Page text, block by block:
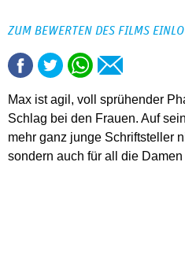
ZUM BEWERTEN DES FILMS
Max ist agil, voll sprühender
Schlag bei den Frauen. Auf
mehr ganz junge Schriftsteller
sondern auch für all die